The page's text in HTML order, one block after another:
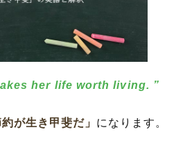
her life worth living. ”
が生き甲斐だ」 になります。